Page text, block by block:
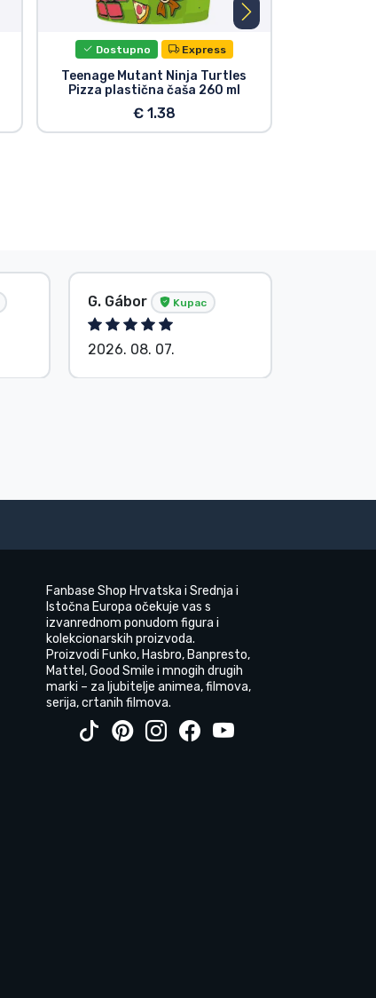
Dostupno Express
Teenage Mutant Ninja Turtles
Pizza plastična čaša 260 ml
€ 1.38
G. Gábor Kupac
2026. 08. 07.
Fanbase Shop Hrvatska i Srednja i
Istočna Europa očekuje vas s
izvanrednom ponudom figura i
kolekcionarskih proizvoda.
Proizvodi Funko, Hasbro, Banpresto,
Mattel, Good Smile i mnogih drugih
marki – za ljubitelje animea, filmova,
serija, crtanih filmova.